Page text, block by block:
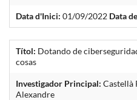
Data d'Inici: 01/09/2022 Data
Títol: Dotando de
cosas
Investigador Principal: Castellà
Alexandre